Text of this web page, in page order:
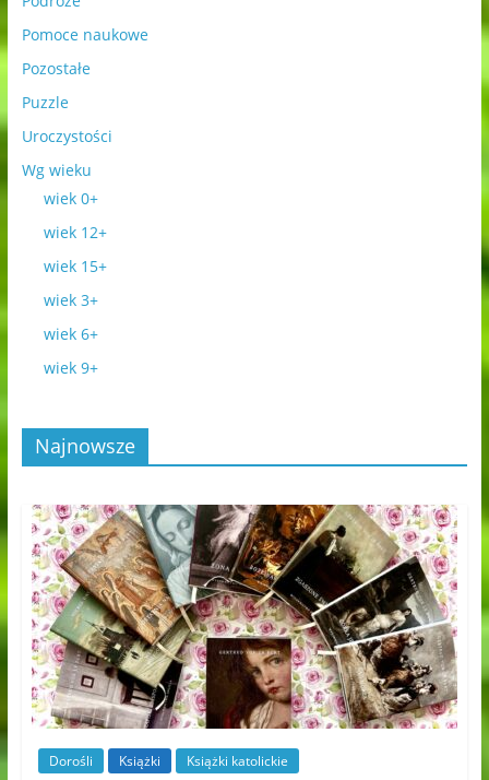
Pomoce naukowe
Pozostałe
Puzzle
Uroczystości
Wg wieku
wiek 0+
wiek 12+
wiek 15+
wiek 3+
wiek 6+
wiek 9+
Najnowsze
Dorośli Książki Książki katolickie